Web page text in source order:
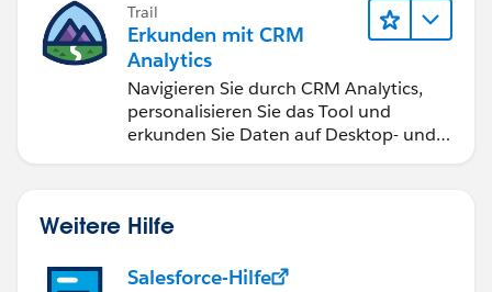
Trail
Erkunden mit CRM
Analytics
Navigieren Sie durch CRM Analytics,
personalisieren Sie das Tool und
erkunden Sie Daten auf Desktop- und
Weitere Hilfe
Salesforce-Hilfe